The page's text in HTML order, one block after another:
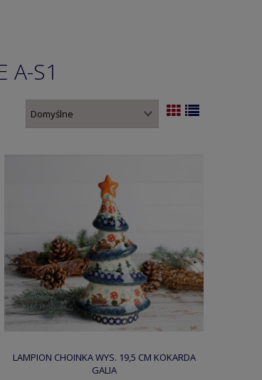
A-S1
LAMPION CHOINKA WYS. 19,5 CM KOKARDA
GALIA